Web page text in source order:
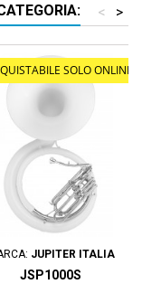
>
<
SOLO ONLINE
JUPITER ITALIA
JSP1000S